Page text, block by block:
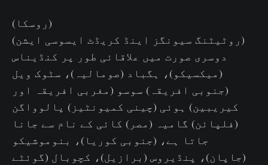
(روسکا)
(روٹیٹنگ سیونگز اینڈ کریڈٹ ایسوسی ایشن)
دوسری صورت میں علاقائی طور پر کنڈیناس
(میکسیکو)، ہگباد (صومالیہ)، سٹوک ویل
(جنوبی افریقہ) سوسو (مغربی افریقہ اور
کیریبین) ہوئی (چینی کمیونٹیز) پالوواگن
(فلپائن) گامیہ (مصر) کائی کے نام سے جانا
جاتا ہے، (جنوبی کوریا)، بنوموشیکو
(جاپان)، پنڈیروس (برازیل)، کچوبال (گوئٹے